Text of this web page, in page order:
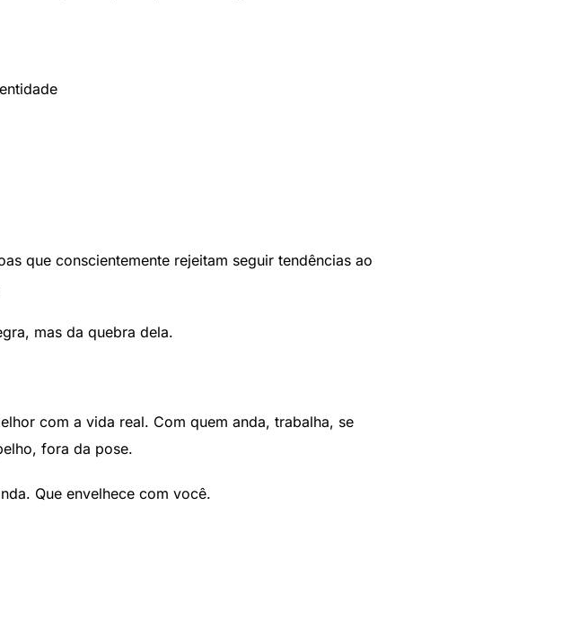
que conscientemente rejeitam seguir tendências ao
mas da quebra dela.
com a vida real. Com quem anda, trabalha, se
fora da pose.
Que envelhece com você.